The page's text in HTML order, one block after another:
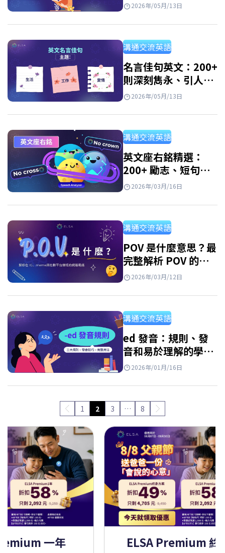
2026年/05月/13日
溝通交流英語
名言佳句英文：200+
則深刻雋永、引人入
勝含名人、電影與各
2026年/05月/13日
溝通交流英語
英文座右銘精選：
200+ 勵志、短句與
名人 motto
2026年/03月/16日
溝通交流英語
POV 是什麼意思？最
完整解析 POV 的含
義與用法
2026年/03月/12日
溝通交流英語
ed 發音：規則、發
音和易於理解的學習
範例
2026年/01月/16日
1 2 3 … 8
一年 ELSA Premium 終